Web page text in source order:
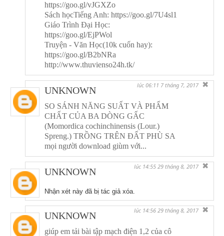
https://goo.gl/vJGXZo
Sách họcTiếng Anh: https://goo.gl/7U4sl1
Giáo Trình Đại Học:
https://goo.gl/EjPWol
Truyện - Văn Học(10k cuốn hay):
https://goo.gl/B2bNRa
http://www.thuvienso24h.tk/
UNKNOWN lúc 06:11 7 tháng 7, 2017 ✖
SO SÁNH NĂNG SUẤT VÀ PHẨM
CHẤT CỦA BA DÒNG GẤC
(Momordica cochinchinensis (Lour.)
Spreng.) TRỒNG TRÊN ĐẤT PHÙ SA
mọi người download giùm với...
UNKNOWN lúc 14:55 29 tháng 8, 2017 ✖
Nhận xét này đã bị tác giả xóa.
UNKNOWN lúc 14:56 29 tháng 8, 2017 ✖
giúp em tải bài tập mạch điện 1,2 của cô